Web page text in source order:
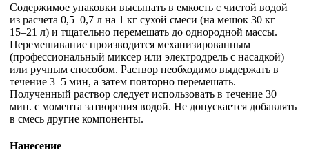
Содержимое упаковки высыпать в емкость с чистой водой
из расчета 0,5–0,7 л на 1 кг сухой смеси (на мешок 30 кг —
15–21 л) и тщательно перемешать до однородной массы.
Перемешивание производится механизированным
(профессиональный миксер или электродрель с насадкой)
или ручным способом. Раствор необходимо выдержать в
течение 3–5 мин, а затем повторно перемешать.
Полученный раствор следует использовать в течение 30
мин. с момента затворения водой. Не допускается добавлять
в смесь другие компоненты.
Нанесение